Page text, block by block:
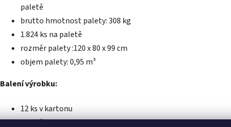
paletě
brutto hmotnost palety: 308 kg
1.824 ks na paletě
rozměr palety :120 x 80 x 99 cm
objem palety: 0,95 m³
Balení výrobku:
12 ks v kartonu
rozměr kartonu: 243 x 183 x 105 mm